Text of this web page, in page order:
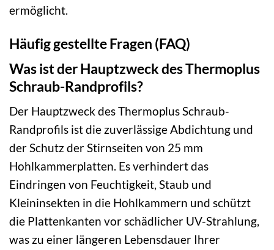
ermöglicht.
Häufig gestellte Fragen (FAQ)
Was ist der Hauptzweck des Thermoplus
Schraub-Randprofils?
Der Hauptzweck des Thermoplus Schraub-
Randprofils ist die zuverlässige Abdichtung und
der Schutz der Stirnseiten von 25 mm
Hohlkammerplatten. Es verhindert das
Eindringen von Feuchtigkeit, Staub und
Kleininsekten in die Hohlkammern und schützt
die Plattenkanten vor schädlicher UV-Strahlung,
was zu einer längeren Lebensdauer Ihrer